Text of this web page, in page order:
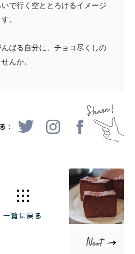
で行く空ととろけるイメージ
。
ばる自分に、チョコ尽くしの
んか。
：
一覧に戻る